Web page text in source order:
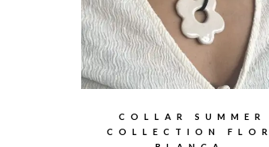
COLLAR SUMMER
COLLECTION FLOR